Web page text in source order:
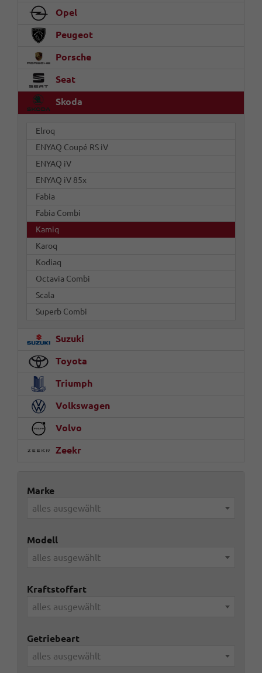
Opel
Peugeot
Porsche
Seat
Skoda
Elroq
ENYAQ Coupé RS iV
ENYAQ iV
ENYAQ iV 85x
Fabia
Fabia Combi
Kamiq
Karoq
Kodiaq
Octavia Combi
Scala
Superb Combi
Suzuki
Toyota
Triumph
Volkswagen
Volvo
Zeekr
Marke
alles ausgewählt
Modell
alles ausgewählt
Kraftstoffart
alles ausgewählt
Getriebeart
alles ausgewählt